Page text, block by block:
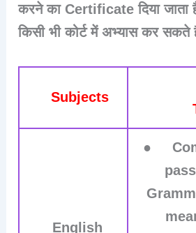
करने का Certificate दिया
किसी भी कोर्ट में अभ्यास कर सकते
Subjects
English
●